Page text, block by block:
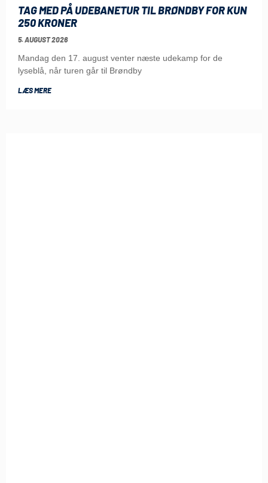
TAG MED PÅ UDEBANETUR TIL BRØNDBY FOR KUN
250 KRONER
5. AUGUST 2026
Mandag den 17. august venter næste udekamp for de
lyseblå, når turen går til Brøndby
LÆS MERE